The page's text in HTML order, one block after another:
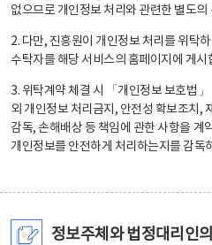
없으므로 개인정보 처리와 관련한 별도의
2. 다만, 진흥원이 개인정보 처리를 위탁
수탁자를 해당 서비스의 홈페이지에 게시
3. 위탁계약 체결 시 「개인정보 보호법
외 개인정보 처리금지, 안전성 확보조치,
감독, 손해배상 등 책임에 관한 사항을 계
개인정보를 안전하게 처리하는지를 감독
정보주체와 법정대리인